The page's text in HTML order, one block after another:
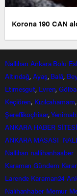
Korona 190 CAN
Nallıhan Ankara Bolu
Altındağ,Ayaş, Balâ,
Etimesgut, Evren,
Keçiören, Kızılcahamam,
Şereflikoçhisar,
ANKARA HABER SİTESİ
ANKARA MASASI
Nallihan nallihanhasber
Karaman Gündem
Larende Karaman24
Nalıhanhaber Memur